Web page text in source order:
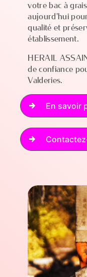
votre bac à
aujourd'hui
qualité et
établissement.
HERAIL
de confiance
Valderies.
En savoir